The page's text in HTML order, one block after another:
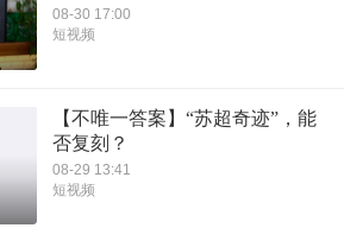
08-30 17:00
短视频
【不唯一答案】“苏超奇迹”，能
否复刻？
08-29 13:41
短视频